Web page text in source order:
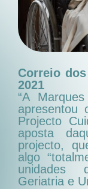
Correio
2021
“A
apresentou
Projecto
aposta
projecto,
algo
unidades
Geriatria e